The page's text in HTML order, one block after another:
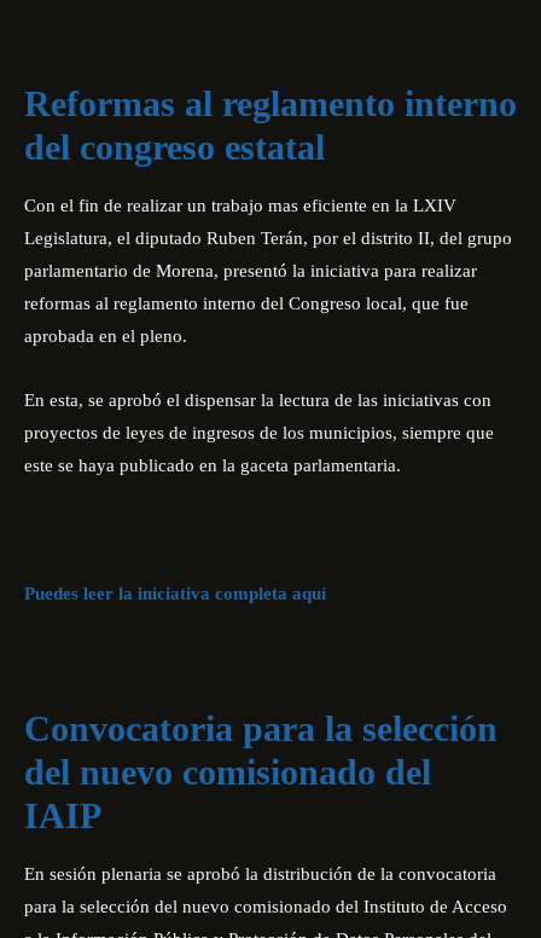
Reformas al reglamento interno
del congreso estatal
Con el fin de realizar un trabajo mas eficiente en la LXIV
Legislatura, el diputado Ruben Terán, por el distrito II, del grupo
parlamentario de Morena, presentó la iniciativa para realizar
reformas al reglamento interno del Congreso local, que fue
aprobada en el pleno.
En esta, se aprobó el dispensar la lectura de las iniciativas con
proyectos de leyes de ingresos de los municipios, siempre que
este se haya publicado en la gaceta parlamentaria.
Puedes leer la iniciativa completa aquí
Convocatoria para la selección
del nuevo comisionado del
IAIP
En sesión plenaria se aprobó la distribución de la convocatoria
para la selección del nuevo comisionado del Instituto de Acceso